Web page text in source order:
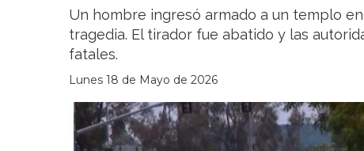
Un hombre ingresó armado a un templo
tragedia. El tirador fue abatido y las
fatales.
Lunes 18 de Mayo de 2026